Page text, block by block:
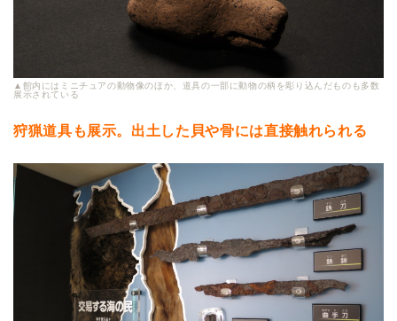
▲館内にはミニチュアの動物像のほか、道具の一部に動物の柄を彫り込んだものも多数
展示されている
狩猟道具も展示。出土した貝や骨には直接触れられる